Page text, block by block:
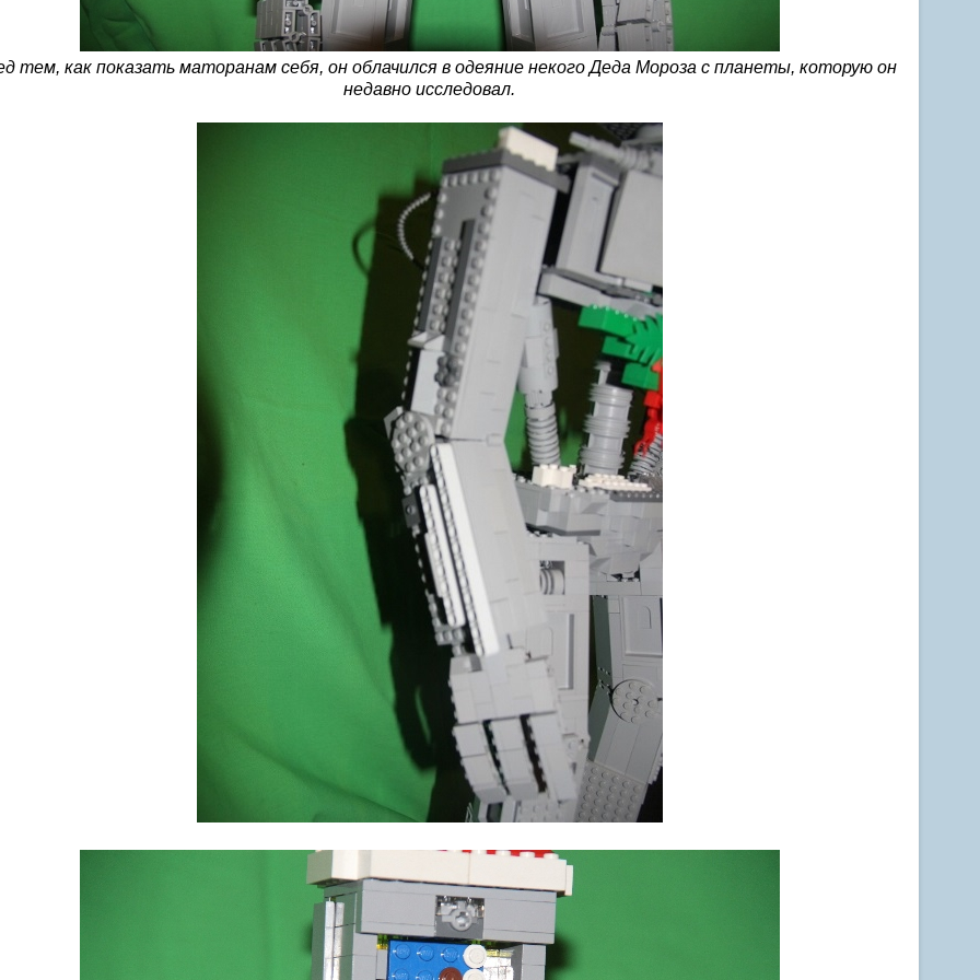
тем, как показать маторанам себя, он облачился в одеяние некого Деда Мороза с планеты, которую он
недавно исследовал.